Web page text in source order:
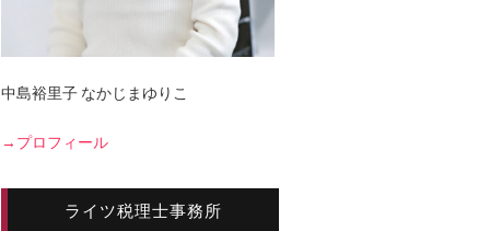
中島裕里子 なかじまゆりこ
→プロフィール
ライツ税理士事務所